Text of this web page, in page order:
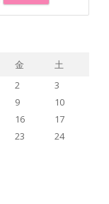
金
土
2
3
9
10
16
17
23
24